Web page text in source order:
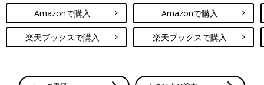
Amazonで購入
楽天ブックスで購入
Amazonで購入
楽天ブックスで購入